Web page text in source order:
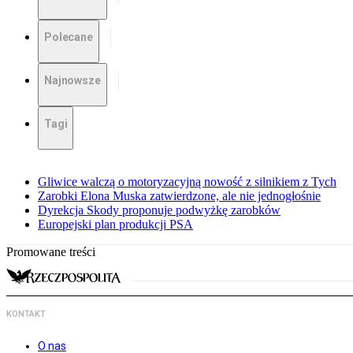
Polecane
Najnowsze
Tagi
Gliwice walczą o motoryzacyjną nowość z silnikiem z Tych
Zarobki Elona Muska zatwierdzone, ale nie jednogłośnie
Dyrekcja Skody proponuje podwyżkę zarobków
Europejski plan produkcji PSA
Promowane treści
KONTAKT
O nas